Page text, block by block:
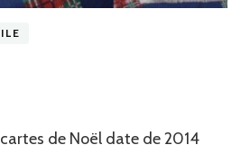
de Noël date de 2014